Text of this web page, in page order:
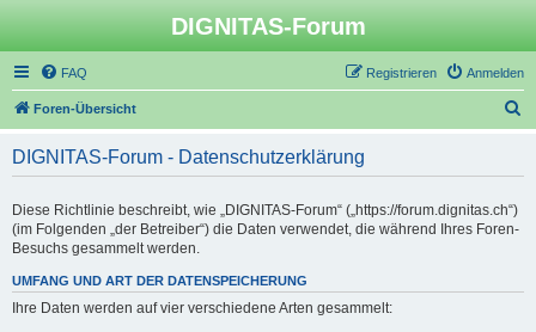
DIGNITAS-Forum
FAQ Anmelden
Registrieren
Foren-Übersicht
DIGNITAS-Forum - Datenschutzerklärung
Diese Richtlinie beschreibt, wie „DIGNITAS-Forum“ („https://forum.dignitas.ch“)
(im Folgenden „der Betreiber“) die Daten verwendet, die während Ihres Foren-
Besuchs gesammelt werden.
UMFANG UND ART DER DATENSPEICHERUNG
Ihre Daten werden auf vier verschiedene Arten gesammelt: